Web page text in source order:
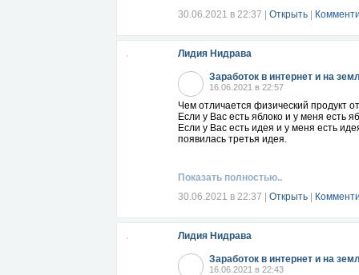
30.06.2021 в 22:37
Открыть
Лидия Нидрава
Заработок в интернет и на
16.06.2021 в 22:57
Чем отличается физический продукт
Если у Вас есть яблоко и у меня есть
Если у Вас есть идея и у меня есть
появилась третья идея.
Показать полностью..
30.06.2021 в 22:37
Открыть
Лидия Нидрава
Заработок в интернет и на
16.06.2021 в 22:43